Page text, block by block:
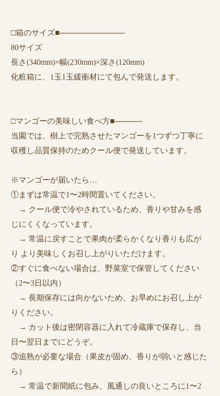
□箱のサイズ■────────────
80サイズ
長さ(340mm)×幅(230mm)×深さ(120mm)
化粧箱に、1玉1玉緩衝材にて包んで発送します。
□マンゴーの美味しい食べ方■─────
当園では、樹上で完熟させたマンゴーを1つずつ丁寧に
収穫し品質保持のためクール便で発送しています。
※マンゴーが届いたら…
①まずは常温で1〜2時間置いてください。
→ クール便で冷やされているため、香りや甘みを感
じにくくなっています。
→ 常温に戻すことで果肉が柔らかくなり香りも広が
り より美味しくお召し上がりいただけます。
②すぐに食べない場合は、野菜室で保管してください
（2〜3日以内）
→ 長期保存には向かないため、お早めにお召し上が
りください。
→ カット後は密閉容器に入れて冷蔵庫で保存し、当
日〜翌日までにどうぞ。
③追熟が必要な場合（果皮が固め、香りが弱いと感じた
ら）
→ 常温で新聞紙に包み、風通しの良いところに1〜2